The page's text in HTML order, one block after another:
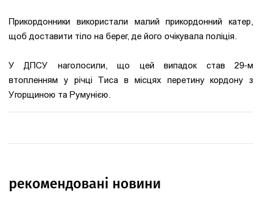
Прикордонники використали малий прикордонний катер,
щоб доставити тіло на берег, де його очікувала поліція.
У ДПСУ наголосили, що цей випадок став 29-м
втопленням у річці Тиса в місцях перетину кордону з
Угорщиною та Румунією.
рекомендовані новини